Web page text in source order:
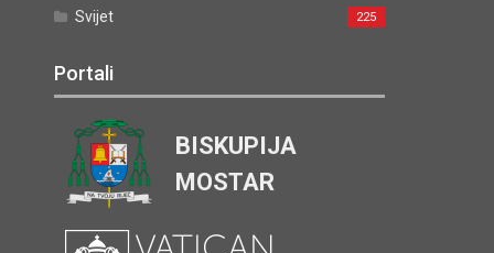
Svijet 225
Portali
BISKUPIJA
MOSTAR